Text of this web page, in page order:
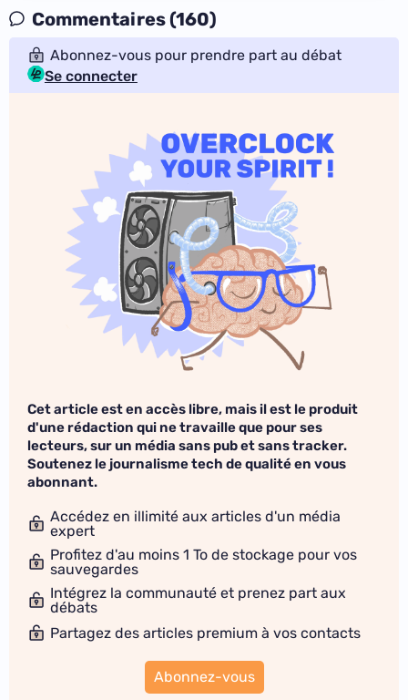
Commentaires (160)
Abonnez-vous pour prendre part au débat
Se connecter
Cet article est en accès libre, mais il est le produit
d'une rédaction qui ne travaille que pour ses
lecteurs, sur un média sans pub et sans tracker.
Soutenez le journalisme tech de qualité en vous
abonnant.
Accédez en illimité aux articles d'un média
expert
Profitez d'au moins 1 To de stockage pour vos
sauvegardes
Intégrez la communauté et prenez part aux
débats
Partagez des articles premium à vos contacts
Abonnez-vous